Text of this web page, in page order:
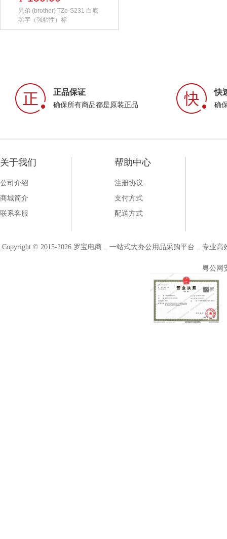
兄弟 (brother) TZe-S231 白底
黑字（强粘性）标
正品保证
确保所有商品都是原装正品
快
确
关于我们
公司介绍
商城简介
联系客服
帮助中心
注册协议
支付方式
配送方式
Copyright © 2015-2026 罗宝电商 _ 一站式大办公用品采购平台 _ 专业
粤公网